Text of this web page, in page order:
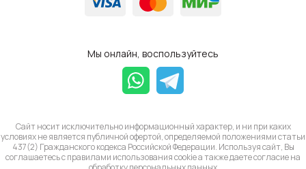
Мы онлайн, воспользуйтесь
Сайт носит исключительно информационный характер, и ни при каких
условиях не является публичной офертой, определяемой положениями статьи
437(2) Гражданского кодекса Российской Федерации. Используя сайт, Вы
соглашаетесь с правилами использования cookie а также даете согласие на